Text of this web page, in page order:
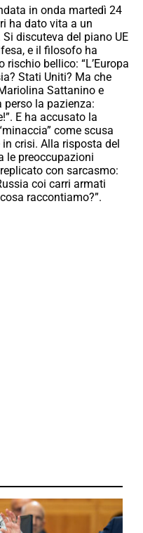
in onda martedì 24
ha dato vita a un
discuteva del piano UE
e il filosofo ha
bellico: “L’Europa
Stati Uniti? Ma che
Sattanino e
perso la pazienza:
E ha accusato la
come scusa
crisi. Alla risposta del
le preoccupazioni
con sarcasmo:
coi carri armati
raccontiamo?”.